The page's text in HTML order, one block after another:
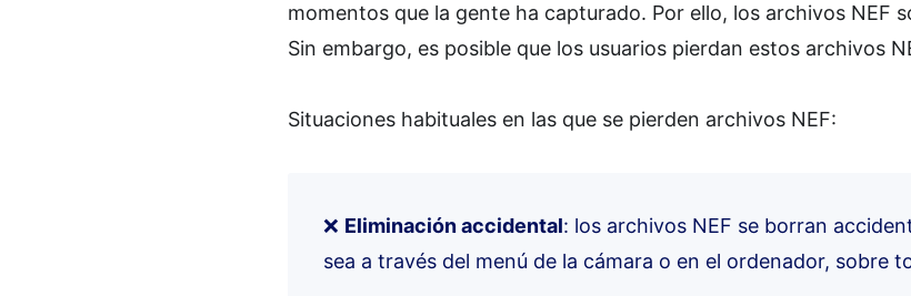
momentos que la gente ha capturado. Por ello, los archivos NEF
Sin embargo, es posible que los usuarios pierdan estos archivos
Situaciones habituales en las que se pierden archivos NEF:
❌ Eliminación accidental: los archivos NEF se borran
sea a través del menú de la cámara o en el ordenador, sobre